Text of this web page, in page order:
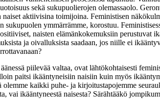
sekä sukupuolierojen olemassaolo.
aktiivisina toimijoina. Feministisen
ymmärrämme, korostuu.
naisten elämänkokemuksiin perustuvat
ja oivalluksista saadaan, jos niille ei
piilevää valtaa, ovat lähtökohtaisesti
paitsi ikääntyneisiin naisiin kuin myös
kaikki puhe- ja kirjoitustapojemme
vai ikääntyneestä naisesta? Särähtääkö